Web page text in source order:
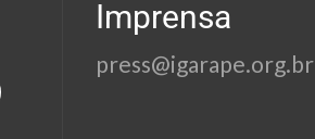
Imprensa
press@igarape.org.br